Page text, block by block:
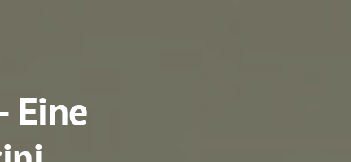
Eine